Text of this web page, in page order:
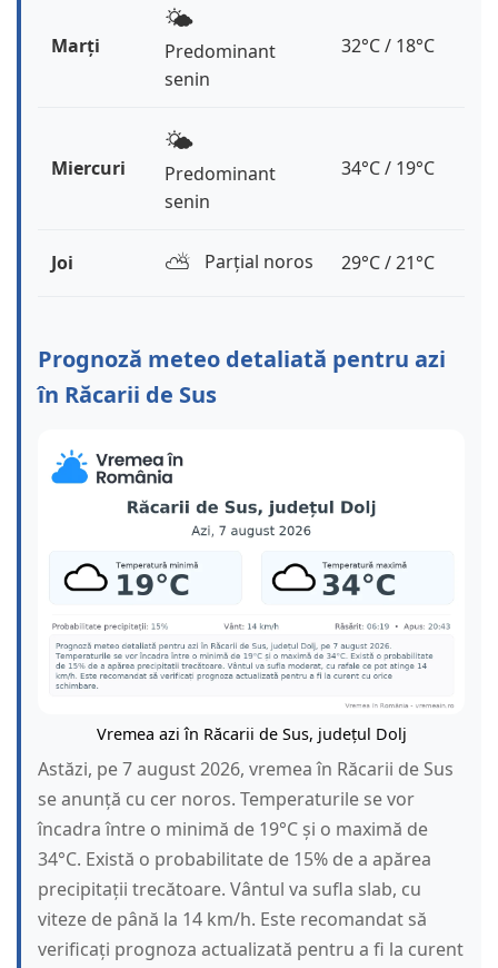
Marți
🌤️
Predominant
senin
32°C / 18°C
Miercuri
🌤️
Predominant
senin
34°C / 19°C
Joi ⛅️ Parțial noros 29°C / 21°C
Prognoză meteo detaliată pentru azi
în Răcarii de Sus
Vremea azi în Răcarii de Sus, județul Dolj
Astăzi, pe 7 august 2026, vremea în Răcarii de Sus
se anunță cu cer noros. Temperaturile se vor
încadra între o minimă de 19°C și o maximă de
34°C. Există o probabilitate de 15% de a apărea
precipitații trecătoare. Vântul va sufla slab, cu
viteze de până la 14 km/h. Este recomandat să
verificați prognoza actualizată pentru a fi la curent